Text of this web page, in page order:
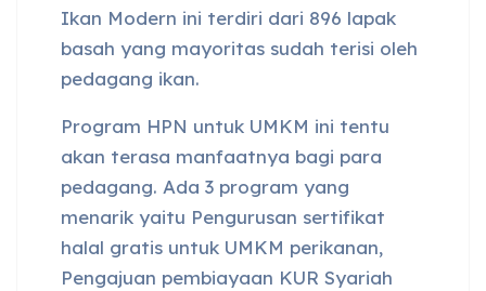
Ikan Modern ini terdiri dari 896 lapak
basah yang mayoritas sudah terisi oleh
pedagang ikan.
Program HPN untuk UMKM ini tentu
akan terasa manfaatnya bagi para
pedagang. Ada 3 program yang
menarik yaitu Pengurusan sertifikat
halal gratis untuk UMKM perikanan,
Pengajuan pembiayaan KUR Syariah